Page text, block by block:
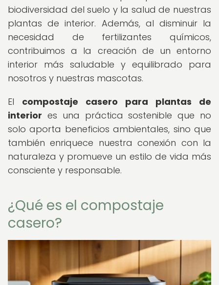
biodiversidad del suelo y la salud de nuestras
plantas de interior. Además, al disminuir la
necesidad de fertilizantes químicos,
contribuimos a la creación de un entorno
interior más saludable y equilibrado para
nosotros y nuestras mascotas.
El compostaje casero para plantas de
interior es una práctica sostenible que no
solo aporta beneficios ambientales, sino que
también enriquece nuestra conexión con la
naturaleza y promueve un estilo de vida más
consciente y responsable.
¿Qué es el compostaje
casero?